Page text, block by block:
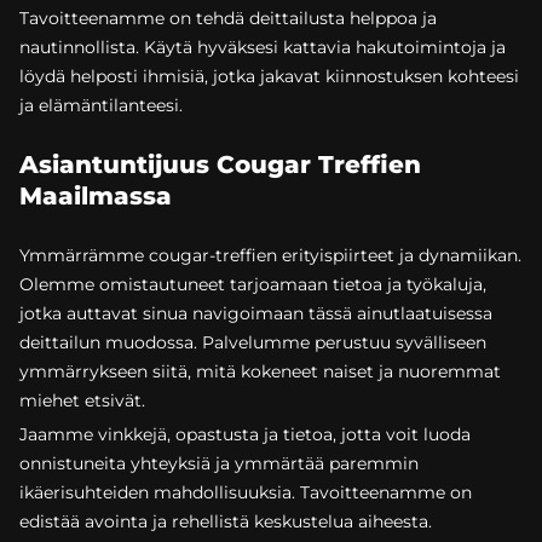
Tavoitteenamme on tehdä deittailusta helppoa ja
nautinnollista. Käytä hyväksesi kattavia hakutoimintoja ja
löydä helposti ihmisiä, jotka jakavat kiinnostuksen kohteesi
ja elämäntilanteesi.
Asiantuntijuus Cougar Treffien
Maailmassa
Ymmärrämme cougar-treffien erityispiirteet ja dynamiikan.
Olemme omistautuneet tarjoamaan tietoa ja työkaluja,
jotka auttavat sinua navigoimaan tässä ainutlaatuisessa
deittailun muodossa. Palvelumme perustuu syvälliseen
ymmärrykseen siitä, mitä kokeneet naiset ja nuoremmat
miehet etsivät.
Jaamme vinkkejä, opastusta ja tietoa, jotta voit luoda
onnistuneita yhteyksiä ja ymmärtää paremmin
ikäerisuhteiden mahdollisuuksia. Tavoitteenamme on
edistää avointa ja rehellistä keskustelua aiheesta.